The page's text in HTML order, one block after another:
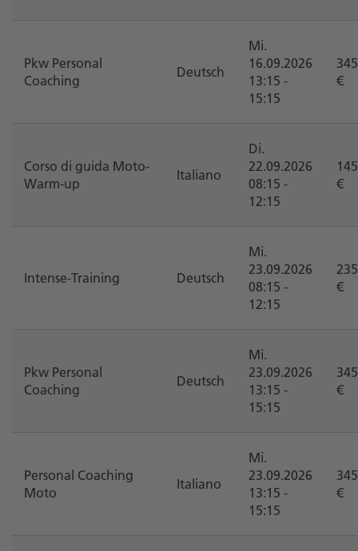
Pkw Personal
Coaching
Deutsch
Mi.
16.09.2026
13:15 -
15:15
345
€
Corso di guida Moto-
Warm-up
Italiano
Di.
22.09.2026
08:15 -
12:15
145
€
Intense-Training Deutsch
Mi.
23.09.2026
08:15 -
12:15
235
€
Pkw Personal
Coaching
Deutsch
Mi.
23.09.2026
13:15 -
15:15
345
€
Personal Coaching
Moto
Italiano
Mi.
23.09.2026
13:15 -
15:15
345
€